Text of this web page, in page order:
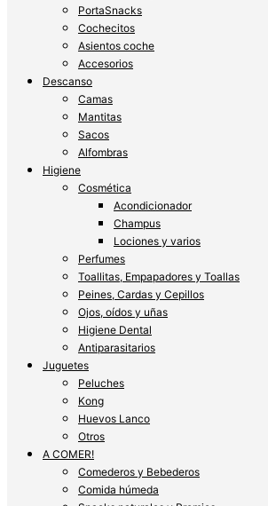
PortaSnacks
Cochecitos
Asientos coche
Accesorios
Descanso
Camas
Mantitas
Sacos
Alfombras
Higiene
Cosmética
Acondicionador
Champus
Lociones y varios
Perfumes
Toallitas, Empapadores y Toallas
Peines, Cardas y Cepillos
Ojos, oídos y uñas
Higiene Dental
Antiparasitarios
Juguetes
Peluches
Kong
Huevos Lanco
Otros
A COMER!
Comederos y Bebederos
Comida húmeda